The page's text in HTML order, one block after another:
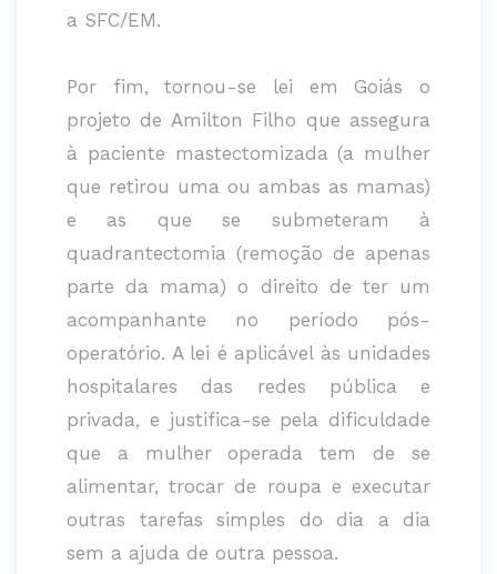
a SFC/EM.
Por fim, tornou-se lei em Goiás o
projeto de Amilton Filho que assegura
à paciente mastectomizada (a mulher
que retirou uma ou ambas as mamas)
e as que se submeteram à
quadrantectomia (remoção de apenas
parte da mama) o direito de ter um
acompanhante no período pós-
operatório. A lei é aplicável às unidades
hospitalares das redes pública e
privada, e justifica-se pela dificuldade
que a mulher operada tem de se
alimentar, trocar de roupa e executar
outras tarefas simples do dia a dia
sem a ajuda de outra pessoa.